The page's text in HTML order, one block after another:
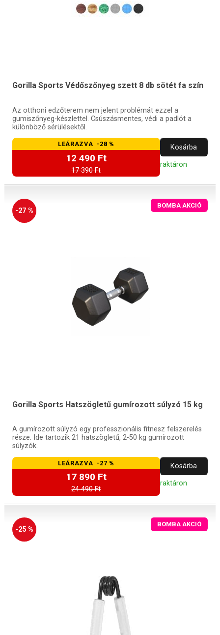
Gorilla Sports Védőszőnyeg szett 8 db sötét fa szín
Az otthoni edzőterem nem jelent problémát ezzel a
gumiszőnyeg-készlettel. Csúszásmentes, védi a padlót a
különböző sérülésektől.
LEÁRAZVA -28 %
12 490 Ft
17 390 Ft
Kosárba
raktáron
-27 %
BOMBA AKCIÓ
Gorilla Sports Hatszögletű gumírozott súlyzó 15 kg
A gumírozott súlyzó egy professzionális fitnesz felszerelés
része. Ide tartozik 21 hatszögletű, 2-50 kg gumírozott
súlyzók.
LEÁRAZVA -27 %
17 890 Ft
24 490 Ft
Kosárba
raktáron
-25 %
BOMBA AKCIÓ